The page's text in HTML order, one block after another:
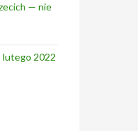
— nie
lutego 2022